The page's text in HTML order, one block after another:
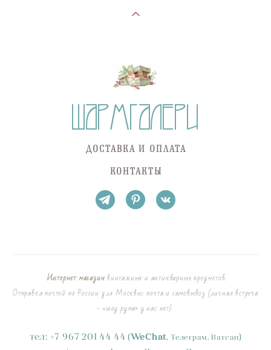
ДОСТАВКА И ОПЛАТА
КОНТАКТЫ
Интернет магазинвинтажных и антикварных предметов.
Отправка почтой по России для Москвы: почта и самовывоз (личная встреча
- «шоу рума» у нас нет)
тел: +7 967 201 44 44 (WeChat, Телеграм, Ватсап)